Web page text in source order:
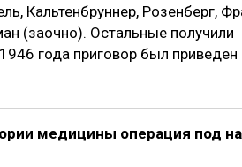
Кальтенбруннер, Розенберг,
(заочно). Остальные получили
года приговор был приведен
медицины операция под